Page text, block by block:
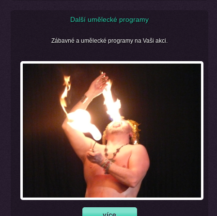
Další umělecké programy
Zábavné a umělecké programy na Vaši akci.